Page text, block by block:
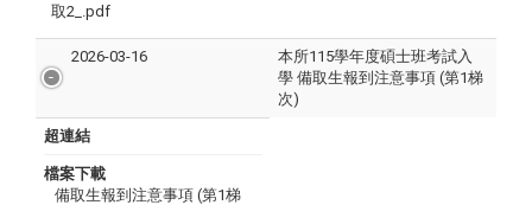
取2_.pdf
2026-03-16
本所115學年度碩士班考試入
學 備取生報到注意事項 (第1梯
次)
超連結
檔案下載
備取生報到注意事項 (第1梯